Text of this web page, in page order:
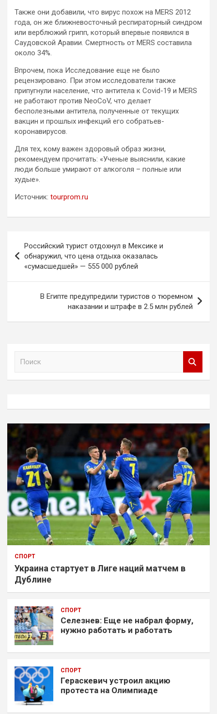
Также они добавили, что вирус похож на MERS 2012
года, он же ближневосточный респираторный синдром
или верблюжий грипп, который впервые появился в
Саудовской Аравии. Смертность от MERS составила
около 34%.
Впрочем, пока Исследование еще не было
рецензировано. При этом исследователи также
припугнули население, что антитела к Covid-19 и MERS
не работают против NeoCoV, что делает
бесполезными антитела, полученные от текущих
вакцин и прошлых инфекций его собратьев-
коронавирусов.
Для тех, кому важен здоровый образ жизни,
рекомендуем прочитать: «Ученые выяснили, какие
люди больше умирают от алкоголя – полные или
худые».
Источник: tourprom.ru
по
записям
Российский турист отдохнул в Мексике и
обнаружил, что цена отдыха оказалась
«сумасшедшей» — 555 000 рублей
В Египте предупредили туристов о тюремном
наказании и штрафе в 2.5 млн рублей
СПОРТ
Украина стартует в Лиге наций матчем в
Дублине
СПОРТ
Селезнев: Еще не набрал форму,
нужно работать и работать
СПОРТ
Гераскевич устроил акцию
протеста на Олимпиаде